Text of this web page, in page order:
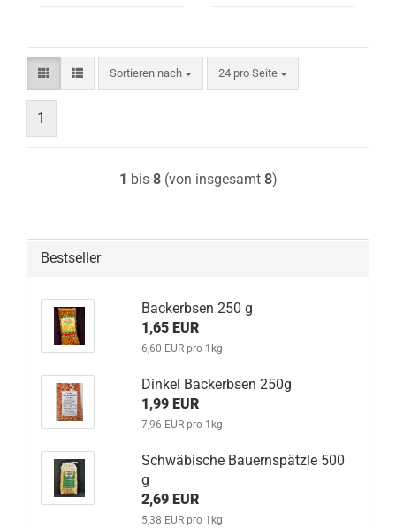
Sortieren nach
Sortieren nach 24 pro Seite
pro Seite
1
1 bis 8(von insgesamt 8)
Bestseller
Backerbsen 250 g
1,65 EUR
6,60 EUR pro 1kg
Dinkel Backerbsen 250g
1,99 EUR
7,96 EUR pro 1kg
Schwäbische Bauernspätzle 500
g
2,69 EUR
5,38 EUR pro 1kg